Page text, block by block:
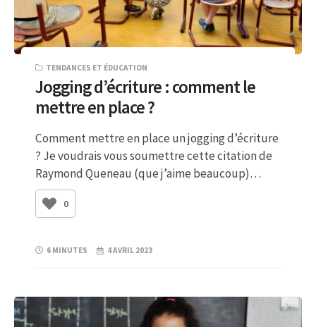
TENDANCES ET ÉDUCATION
Jogging d’écriture : comment le
mettre en place ?
Comment mettre en place un jogging d’écriture
? Je voudrais vous soumettre cette citation de
Raymond Queneau (que j’aime beaucoup)…
0
6 MINUTES 4 AVRIL 2023